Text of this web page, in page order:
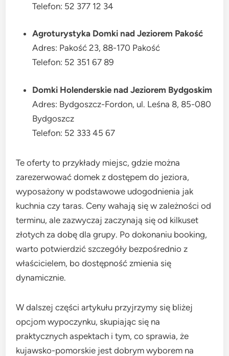
Telefon: 52 377 12 34
Agroturystyka Domki nad Jeziorem Pakość
Adres: Pakość 23, 88-170 Pakość
Telefon: 52 351 67 89
Domki Holenderskie nad Jeziorem Bydgoskim
Adres: Bydgoszcz-Fordon, ul. Leśna 8, 85-080
Bydgoszcz
Telefon: 52 333 45 67
Te oferty to przykłady miejsc, gdzie można
zarezerwować domek z dostępem do jeziora,
wyposażony w podstawowe udogodnienia jak
kuchnia czy taras. Ceny wahają się w zależności od
terminu, ale zazwyczaj zaczynają się od kilkuset
złotych za dobę dla grupy. Po dokonaniu booking,
warto potwierdzić szczegóły bezpośrednio z
właścicielem, bo dostępność zmienia się
dynamicznie.
W dalszej części artykułu przyjrzymy się bliżej
opcjom wypoczynku, skupiając się na
praktycznych aspektach i tym, co sprawia, że
kujawsko-pomorskie jest dobrym wyborem na